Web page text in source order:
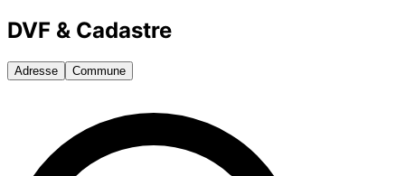
DVF & Cadastre
Adresse Commune